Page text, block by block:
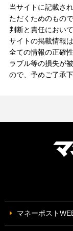
当サイトに記載さ
ただくためのもの
判断と責任におい
サイトの掲載情報
全ての情報の正確
ラブル等の損失が
ので、予めご了承下
マネーポスト